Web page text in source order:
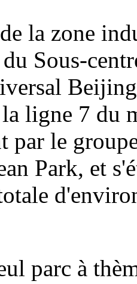
la zone
Sous-
ligne 7 du
par le
Park, et
parc à